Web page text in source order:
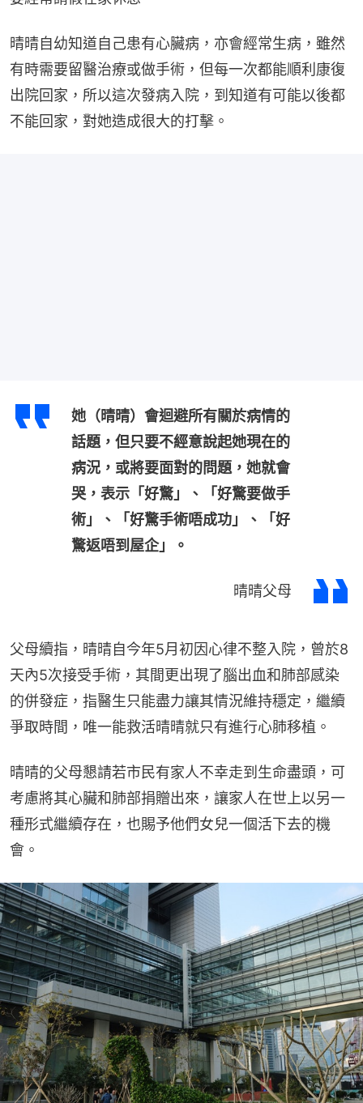
晴晴自幼知道自己患有心臟病，亦會經常生病，雖然
有時需要留醫治療或做手術，但每一次都能順利康復
出院回家，所以這次發病入院，到知道有可能以後都
不能回家，對她造成很大的打擊。
她（晴晴）會迴避所有關於病情的
話題，但只要不經意說起她現在的
病況，或將要面對的問題，她就會
哭，表示「好驚」、「好驚要做手
術」、「好驚手術唔成功」、「好
驚返唔到屋企」。
晴晴父母
父母續指，晴晴自今年5月初因心律不整入院，曾於8
天內5次接受手術，其間更出現了腦出血和肺部感染
的併發症，指醫生只能盡力讓其情況維持穩定，繼續
爭取時間，唯一能救活晴晴就只有進行心肺移植。
晴晴的父母懇請若市民有家人不幸走到生命盡頭，可
考慮將其心臟和肺部捐贈出來，讓家人在世上以另一
種形式繼續存在，也賜予他們女兒一個活下去的機
會。